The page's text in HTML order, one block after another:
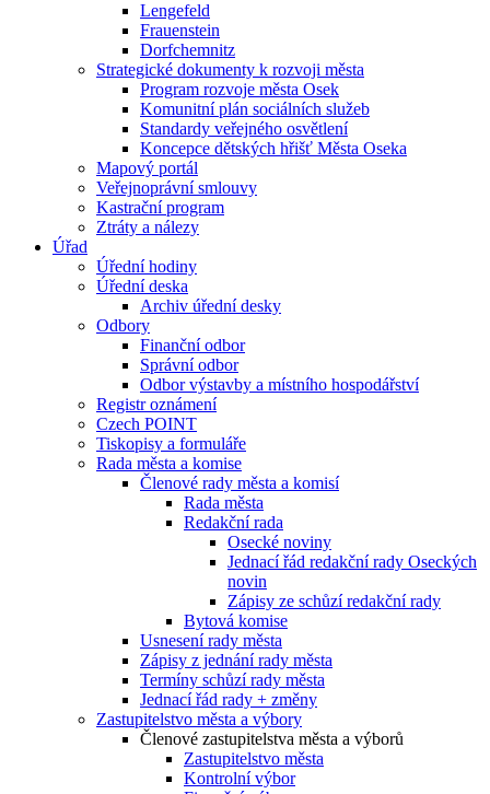
Lengefeld
Frauenstein
Dorfchemnitz
Strategické dokumenty k rozvoji města
Program rozvoje města Osek
Komunitní plán sociálních služeb
Standardy veřejného osvětlení
Koncepce dětských hřišť Města Oseka
Mapový portál
Veřejnoprávní smlouvy
Kastrační program
Ztráty a nálezy
Úřad
Úřední hodiny
Úřední deska
Archiv úřední desky
Odbory
Finanční odbor
Správní odbor
Odbor výstavby a místního hospodářství
Registr oznámení
Czech POINT
Tiskopisy a formuláře
Rada města a komise
Členové rady města a komisí
Rada města
Redakční rada
Osecké noviny
Jednací řád redakční rady Oseckých
novin
Zápisy ze schůzí redakční rady
Bytová komise
Usnesení rady města
Zápisy z jednání rady města
Termíny schůzí rady města
Jednací řád rady + změny
Zastupitelstvo města a výbory
Členové zastupitelstva města a výborů
Zastupitelstvo města
Kontrolní výbor